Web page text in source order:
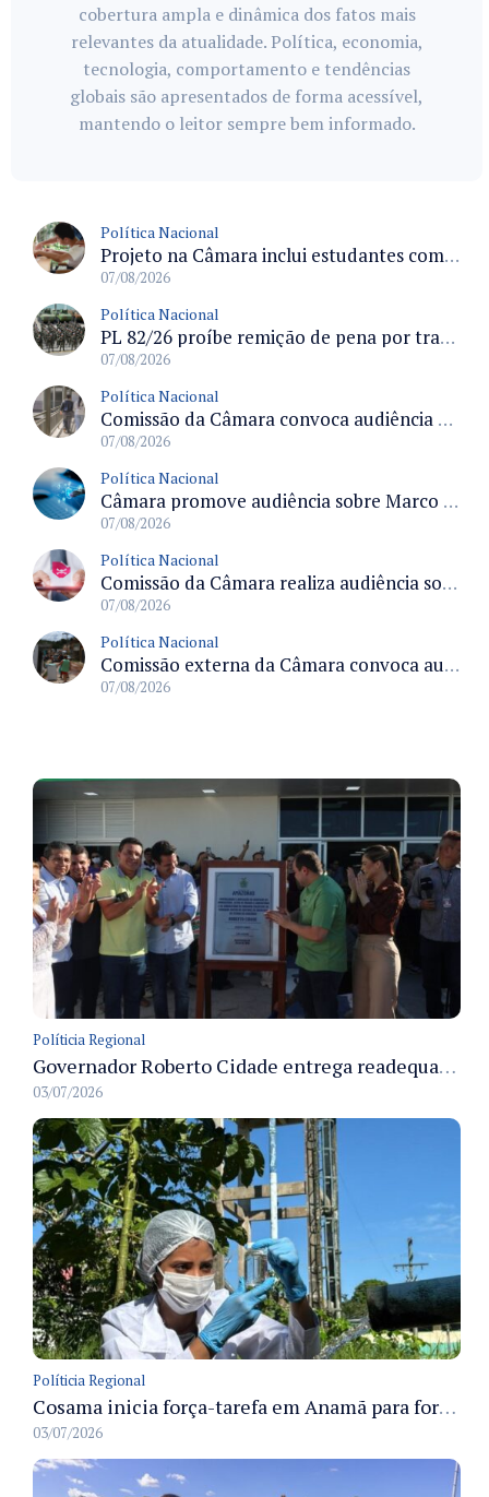
cobertura ampla e dinâmica dos fatos mais
relevantes da atualidade. Política, economia,
tecnologia, comportamento e tendências
globais são apresentados de forma acessível,
mantendo o leitor sempre bem informado.
Política Nacional
Projeto na Câmara inclui estudantes com deficiência no regime escolar especial da LDB e estabelece critérios para frequência
07/08/2026
Política Nacional
PL 82/26 proíbe remição de pena por trabalho em funções militares para condenados por crimes contra o Estado Democrático de Direito
07/08/2026
Política Nacional
Comissão da Câmara convoca audiência para discutir misoginia nas escolas e universidades após divulgação de listas misóginas
07/08/2026
Política Nacional
Câmara promove audiência sobre Marco de Fomento à Economia Digital e impactos da inteligência artificial
07/08/2026
Política Nacional
Comissão da Câmara realiza audiência sobre apostas online para medir o tamanho do mercado ilegal
07/08/2026
Política Nacional
Comissão externa da Câmara convoca audiência pública sobre chuvas na Zona da Mata de Minas Gerais e impactos em Juiz de Fora
07/08/2026
Políticia Regional
Governador Roberto Cidade entrega readequação do ambulatório da FCecon e amplia capacidade de atendimento oncológico em Manaus
03/07/2026
Políticia Regional
Cosama inicia força-tarefa em Anamã para fortalecer abastecimento de água e segurança hídrica da população
03/07/2026